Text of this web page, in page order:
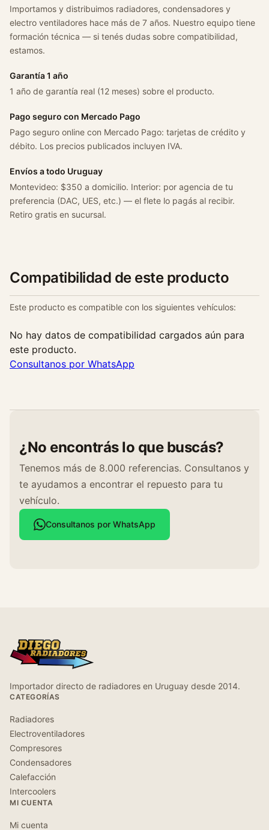
Importamos y distribuimos radiadores, condensadores y
electro ventiladores hace más de 7 años. Nuestro equipo tiene
formación técnica — si tenés dudas sobre compatibilidad,
estamos.
Garantía 1 año
1 año de garantía real (12 meses) sobre el producto.
Pago seguro con Mercado Pago
Pago seguro online con Mercado Pago: tarjetas de crédito y
débito. Los precios publicados incluyen IVA.
Envíos a todo Uruguay
Montevideo: $350 a domicilio. Interior: por agencia de tu
preferencia (DAC, UES, etc.) — el flete lo pagás al recibir.
Retiro gratis en sucursal.
Compatibilidad de este producto
Este producto es compatible con los siguientes vehículos:
No hay datos de compatibilidad cargados aún para
este producto.
Consultanos por WhatsApp
¿No encontrás lo que buscás?
Tenemos más de 8.000 referencias. Consultanos y
te ayudamos a encontrar el repuesto para tu
vehículo.
Consultanos por WhatsApp
Importador directo de radiadores en Uruguay desde 2014.
CATEGORÍAS
Radiadores
Electroventiladores
Compresores
Condensadores
Calefacción
Intercoolers
MI CUENTA
Mi cuenta